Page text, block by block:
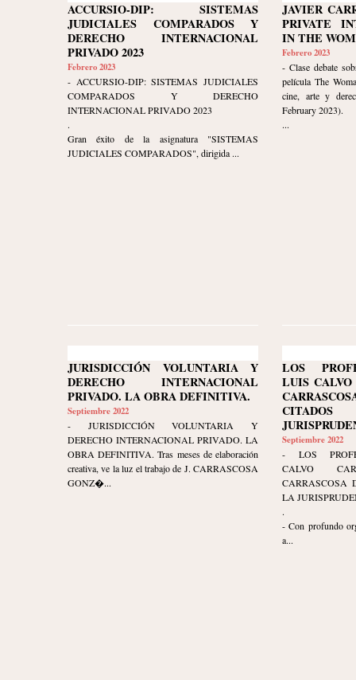
ACCURSIO-DIP: SISTEMAS
JUDICIALES COMPARADOS Y
DERECHO INTERNACIONAL
PRIVADO 2023
Febrero 2023
- ACCURSIO-DIP: SISTEMAS JUDICIALES
COMPARADOS Y DERECHO
INTERNACIONAL PRIVADO 2023
.
Gran éxito de la asignatura "SISTEMAS
JUDICIALES COMPARADOS", dirigida ...
JAVIER
PRIVATE
IN THE
Febrero 2023
- Clase debate
película The
cine, arte y
February 2023).
...
JURISDICCIÓN VOLUNTARIA Y
DERECHO INTERNACIONAL
PRIVADO. LA OBRA DEFINITIVA.
Septiembre 2022
- JURISDICCIÓN VOLUNTARIA Y
DERECHO INTERNACIONAL PRIVADO. LA
OBRA DEFINITIVA. Tras meses de elaboración
creativa, ve la luz el trabajo de J. CARRASCOSA
GONZ�...
LOS
LUIS CALVO
Septiembre 2022
- LOS
CALVO
CARRASCOSA
LA
.
- Con profundo
a...